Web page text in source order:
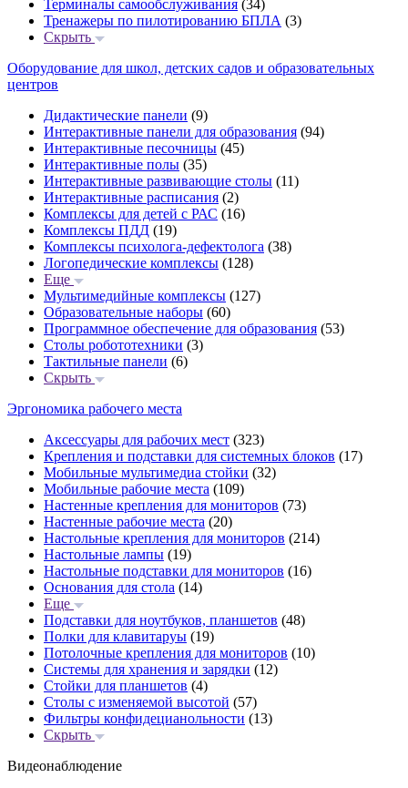
Терминалы самообслуживания (34)
Тренажеры по пилотированию БПЛА (3)
Скрыть
Оборудование для школ, детских садов и образовательных
центров
Дидактические панели (9)
Интерактивные панели для образования (94)
Интерактивные песочницы (45)
Интерактивные полы (35)
Интерактивные развивающие столы (11)
Интерактивные расписания (2)
Комплексы для детей с РАС (16)
Комплексы ПДД (19)
Комплексы психолога-дефектолога (38)
Логопедические комплексы (128)
Еще
Мультимедийные комплексы (127)
Образовательные наборы (60)
Программное обеспечение для образования (53)
Столы робототехники (3)
Тактильные панели (6)
Скрыть
Эргономика рабочего места
Аксессуары для рабочих мест (323)
Крепления и подставки для системных блоков (17)
Мобильные мультимедиа стойки (32)
Мобильные рабочие места (109)
Настенные крепления для мониторов (73)
Настенные рабочие места (20)
Настольные крепления для мониторов (214)
Настольные лампы (19)
Настольные подставки для мониторов (16)
Основания для стола (14)
Еще
Подставки для ноутбуков, планшетов (48)
Полки для клавитаруы (19)
Потолочные крепления для мониторов (10)
Системы для хранения и зарядки (12)
Стойки для планшетов (4)
Столы с изменяемой высотой (57)
Фильтры конфидецианольности (13)
Скрыть
Видеонаблюдение